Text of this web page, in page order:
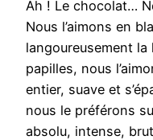
Ah ! Le chocolat…
Nous l’aimons en
langoureusement
papilles, nous
entier, suave et
nous le préférons
absolu, intense,